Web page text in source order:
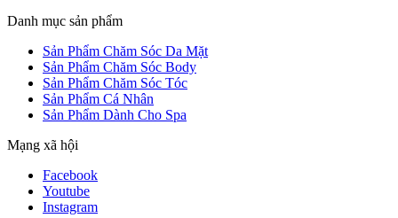
Danh mục sản phẩm
Sản Phẩm Chăm Sóc Da Mặt
Sản Phẩm Chăm Sóc Body
Sản Phẩm Chăm Sóc Tóc
Sản Phẩm Cá Nhân
Sản Phẩm Dành Cho Spa
Mạng xã hội
Facebook
Youtube
Instagram